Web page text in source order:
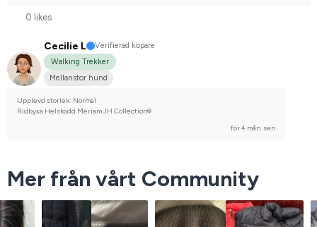
0 likes
Cecilie L
Verifierad köpare
Walking Trekker
Mellanstor hund
Upplevd storlek: Normal
Ridbyxa Helskodd Meriam JH Collection®
för 4 mån. sen
Mer från vårt Community